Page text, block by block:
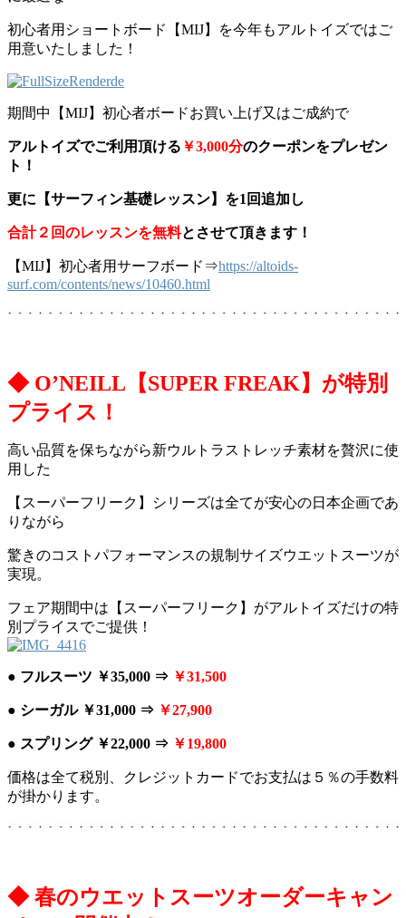
初心者用ショートボード【MIJ】を今年もアルトイズではご
用意いたしました！
期間中【MIJ】初心者ボードお買い上げ又はご成約で
アルトイズでご利用頂ける ￥3,000分のクーポンをプレゼン
ト！
更に【サーフィン基礎レッスン】を1回追加し
合計２回のレッスンを無料とさせて頂きます！
【MIJ】初心者用サーフボード⇒https://altoids-
surf.com/contents/news/10460.html
◆ O’NEILL【SUPER FREAK】が特別
プライス！
高い品質を保ちながら新ウルトラストレッチ素材を贅沢に使
用した
【スーパーフリーク】シリーズは全てが安心の日本企画であ
りながら
驚きのコストパフォーマンスの規制サイズウエットスーツが
実現。
フェア期間中は【スーパーフリーク】がアルトイズだけの特
別プライスでご提供！
● フルスーツ ￥35,000 ⇒ ￥31,500
● シーガル ￥31,000 ⇒ ￥27,900
● スプリング ￥22,000 ⇒ ￥19,800
価格は全て税別、クレジットカードでお支払は５％の手数料
が掛かります。
◆ 春のウエットスーツオーダーキャン